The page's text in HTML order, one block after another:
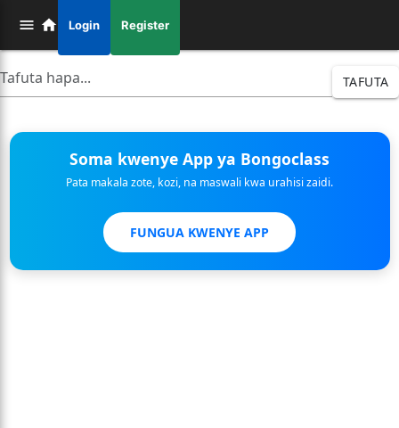
Login Register
TAFUTA
Soma kwenye App ya Bongoclass
Pata makala zote, kozi, na maswali kwa urahisi zaidi.
FUNGUA KWENYE APP